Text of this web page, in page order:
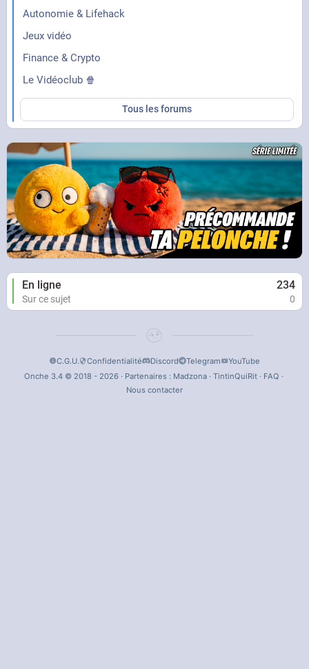
Autonomie & Lifehack
Jeux vidéo
Finance & Crypto
Le Vidéoclub 🍿
Tous les forums
En ligne 234
Sur ce sujet 0
C.G.U. Confidentialité Discord Telegram
YouTube
Onche 3.4 © 2018 - 2026 · Partenaires : Madzona· TintinQuiRit· FAQ ·
Nous contacter